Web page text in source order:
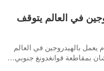
في العالم يتوقف
بالهيدروجين في العالم
بمقاطعة قوانغدونغ جنوبي…